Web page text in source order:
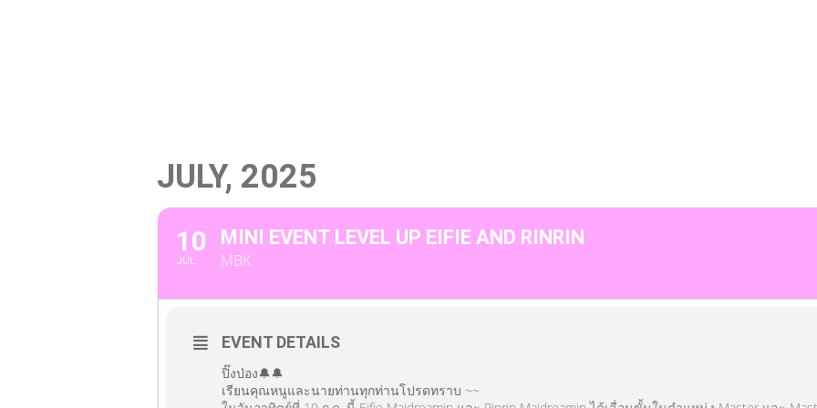
JULY, 2025
10
JUL
MINI EVENT LEVEL UP EIFIE AND RINRIN
MBK
EVENT DETAILS
ปิ๊งป่อง🔔🔔
เรียนคุณหนูและนายท่านทุกท่านโปรดทราบ ~~